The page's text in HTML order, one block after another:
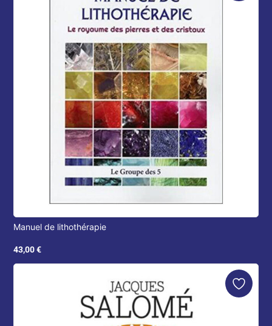
Manuel de lithothérapie
43,00€